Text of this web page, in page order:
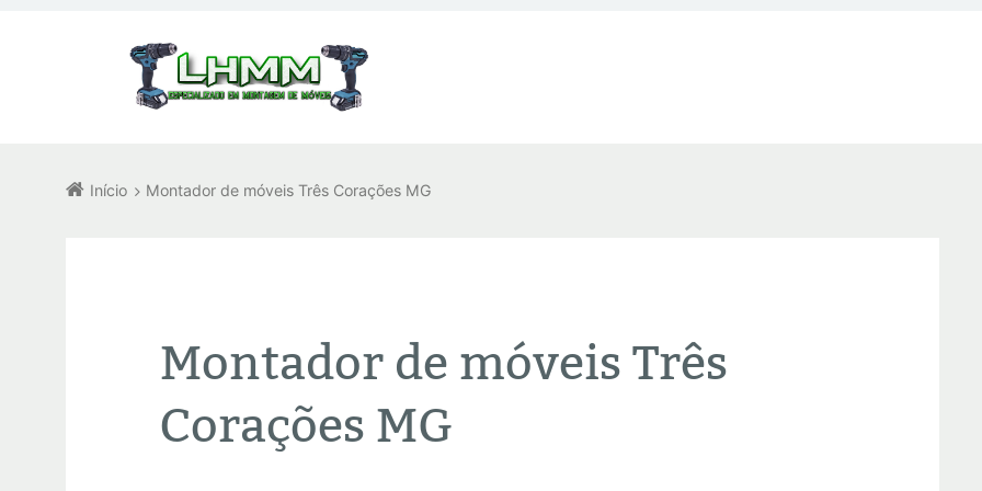
Início Montador de móveis Três Corações MG
Montador de móveis Três
Corações MG